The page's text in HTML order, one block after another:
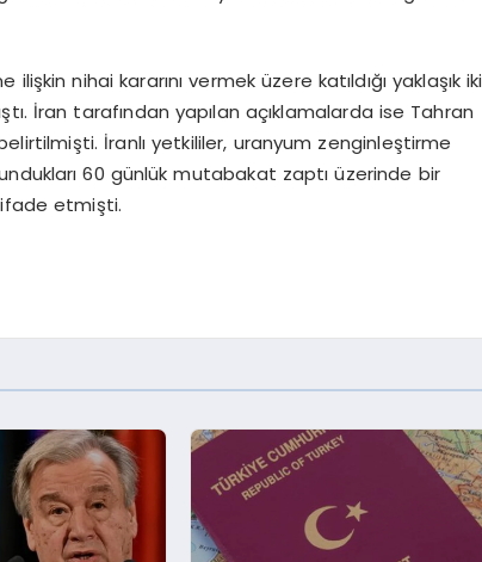
nihai kararını vermek üzere katıldığı yaklaşık iki
İran tarafından yapılan açıklamalarda ise Tahran
İranlı yetkililer, uranyum zenginleştirme
60 günlük mutabakat zaptı üzerinde bir
ifade etmişti.